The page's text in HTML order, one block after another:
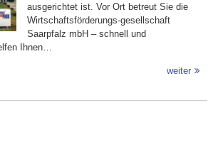
ausgerichtet ist. Vor Ort betreut Sie die
Wirtschaftsförderungs-gesellschaft
Saarpfalz mbH – schnell und
Ihnen…
weiter